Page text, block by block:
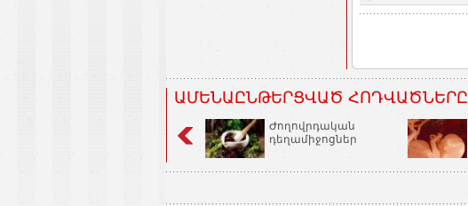
ԱՄԵՆԱԸՆԹԵՐՑՎԱԾ ՀՈԴՎԱԾՆԵՐԸ
Ժողովրդական
դեղամիջոցներ